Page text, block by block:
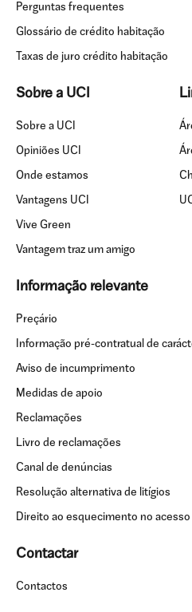
Perguntas frequentes
Glossário de crédito habitação
Taxas de juro crédito habitação
Sobre a UCI
Sobre a UCI
Opiniões UCI
Onde estamos
Vantagens UCI
Vive Green
Vantagem traz um amigo
Informação relevante
Preçário
Informação pré-contratual de
Aviso de incumprimento
Medidas de apoio
Reclamações
Livro de reclamações
Canal de denúncias
Resolução alternativa de litígios
Direito ao esquecimento no
Contactar
Contactos